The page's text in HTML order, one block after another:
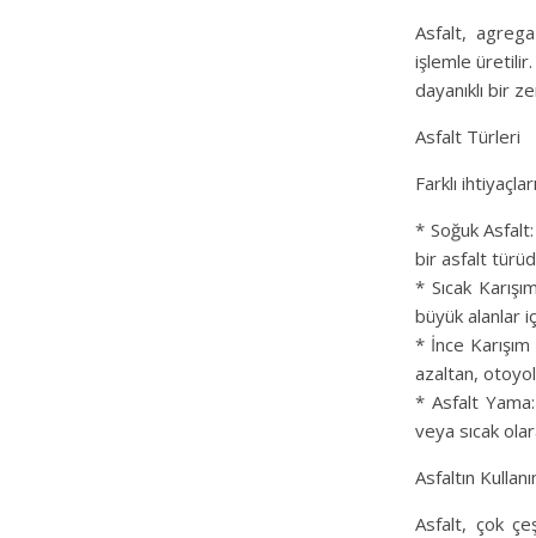
Asfalt, agrega
işlemle üretilir.
dayanıklı bir
Asfalt Türleri
Farklı
* Soğuk Asfalt:
bir asfalt
* Sıcak
büyük alanlar
* İnce
azaltan,
* Asfalt
veya sıcak
Asfaltın
Asfalt, çok